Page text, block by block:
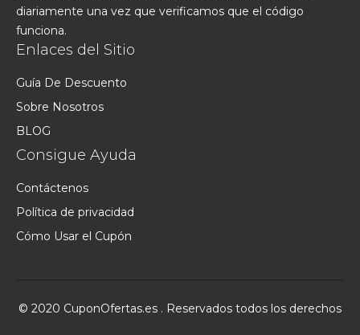
diariamente una vez que verificamos que el código
funciona.
Enlaces del Sitio
Guía De Descuento
Sobre Nosotros
BLOG
Consigue Ayuda
Contáctenos
Política de privacidad
Cómo Usar el Cupón
© 2020 CuponOfertas.es . Reservados todos los derechos